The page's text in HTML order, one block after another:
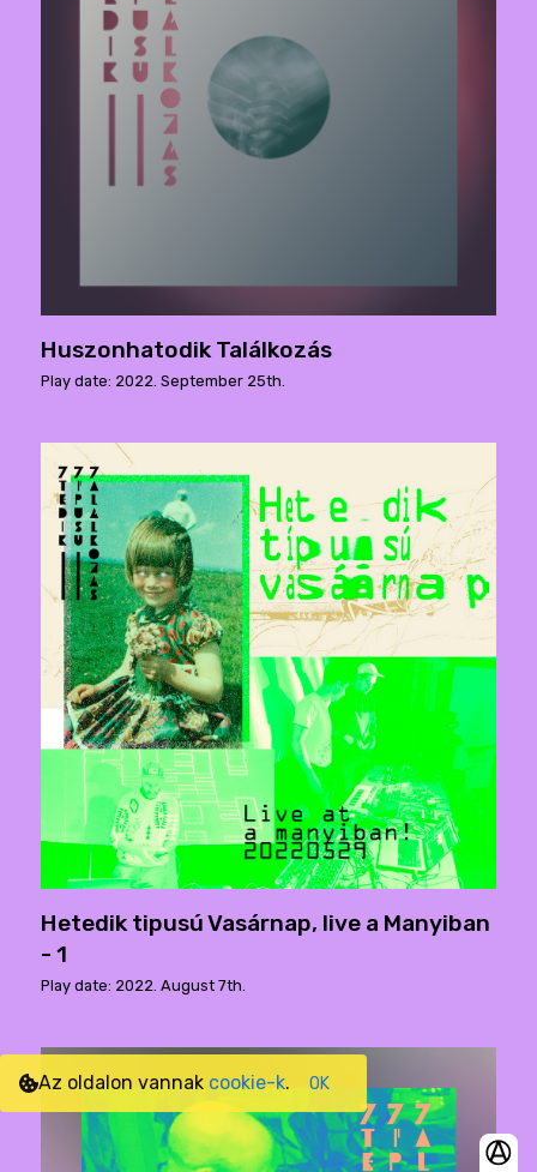
Huszonhatodik Találkozás
Play date: 2022. September 25th.
Hetedik tipusú Vasárnap, live a Manyiban
- 1
Play date: 2022. August 7th.
Az oldalon vannak cookie-k. OK